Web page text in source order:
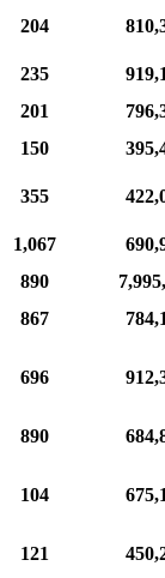
204
235
201
150
355
1,067
890
867
696
890
104
121